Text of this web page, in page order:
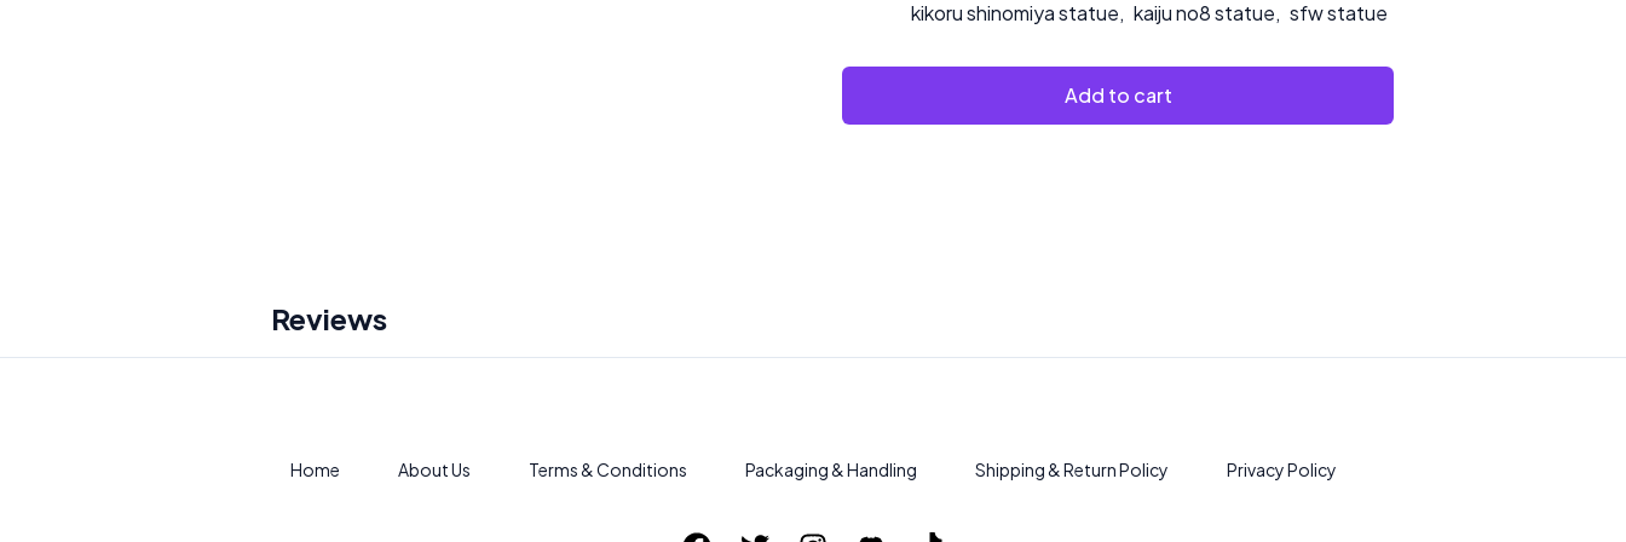
kikoru shinomiya statue, kaiju no8 statue, sfw statue
Add to cart
Reviews
Home About Us Terms & Conditions Packaging & Handling Shipping & Return Policy Privacy Policy